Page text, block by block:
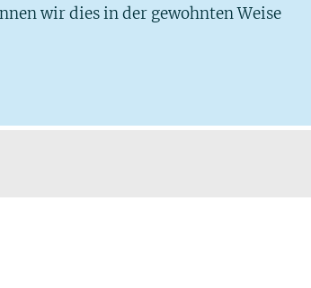
wir dies in der gewohnten Weise